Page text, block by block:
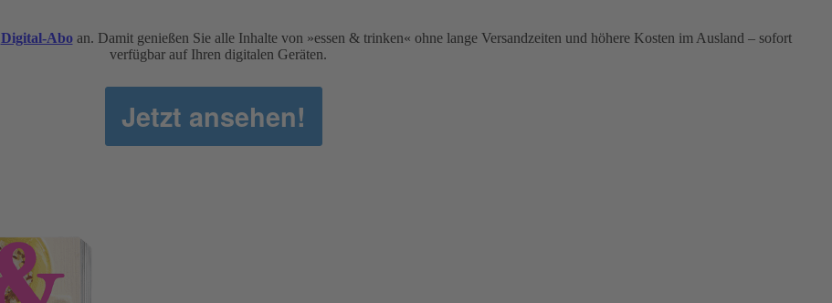
Digital-Aboan. Damit genießen Sie alle Inhalte von »essen & trinken« ohne lange Versandzeiten und höhere Kosten im Ausland – sofort
verfügbar auf Ihren digitalen Geräten.
Jetzt ansehen!